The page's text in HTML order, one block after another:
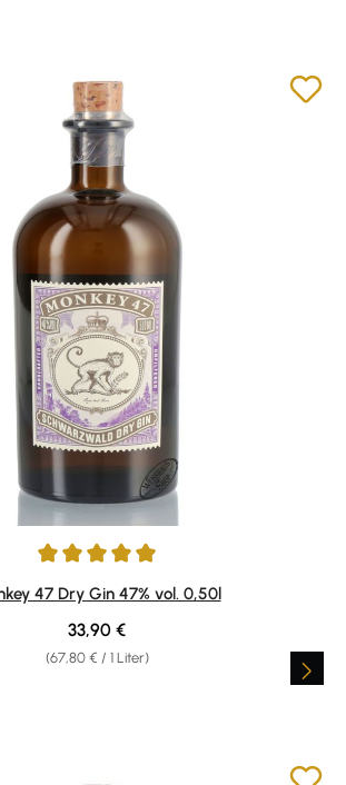
Bewertung von 4.92 von 5 Sternen
47 Dry Gin 47% vol. 0,50l
(67,80 € / 1 Liter)
Regulärer Preis:
33,90 €